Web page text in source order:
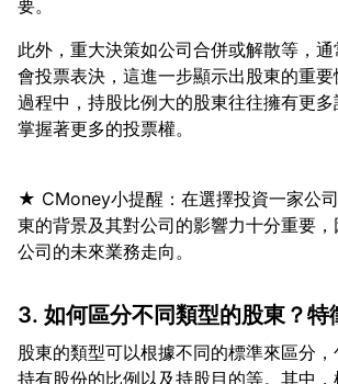
此外，重大決策如公司合併或解散等，
會投票表決，這進一步顯示出股東的重
過程中，持股比例大的股東往往擁有更
★ CMoney小提醒：在選擇投資一家公
東的背景及其對公司的影響力十分重要
3. 如何區分不同類型的股東？特
股東的類型可以根據不同的標準來區分，
持有股份的比例以及持股目的等。其中，